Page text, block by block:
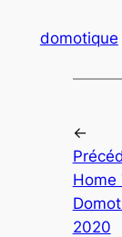
domotique
←
Home
2020